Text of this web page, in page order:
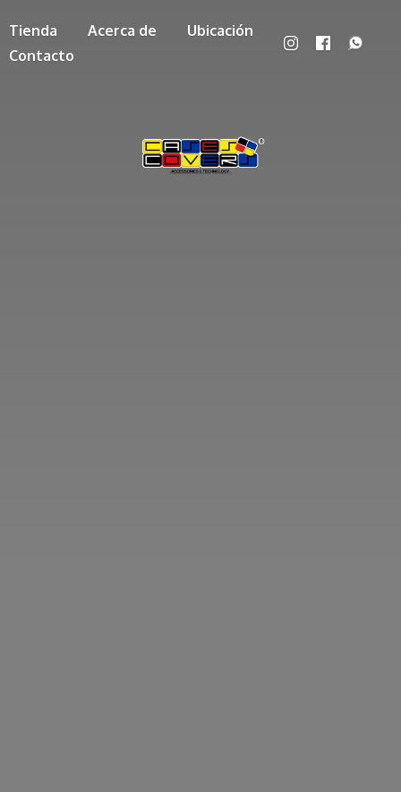
Tienda Acerca de
Ubicación
Contacto